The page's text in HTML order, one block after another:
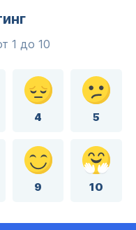
1 до 10
4 5
9 10